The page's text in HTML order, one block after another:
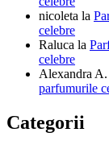
nicoleta la
celebre
Raluca la
celebre
Alexandra A.
parfumurile
Categorii